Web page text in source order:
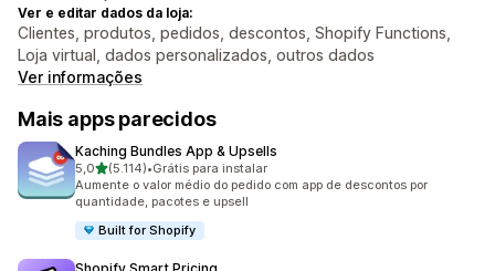
Ver e editar dados da loja:
Clientes, produtos, pedidos, descontos, Shopify Functions,
Loja virtual, dados personalizados, outros dados
Ver informações
Mais apps parecidos
Kaching Bundles App & Upsells
5,0de 5 estrelas
(5.114)
5114 avaliações ao todo
•Grátis para instalar
Aumente o valor médio do pedido com app de descontos por
quantidade, pacotes e upsell
Built for Shopify